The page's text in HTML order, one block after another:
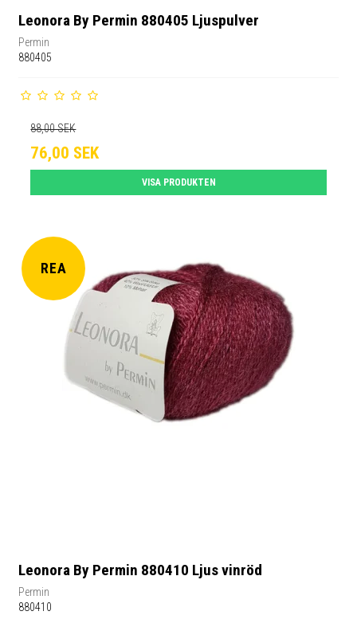
Leonora By Permin 880405 Ljuspulver
Permin
880405
88,00 SEK
76,00 SEK
VISA PRODUKTEN
REA
Leonora By Permin 880410 Ljus vinröd
Permin
880410